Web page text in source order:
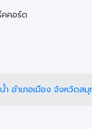
คอร์ด
อำเภอเมือง จังหวัดสมุ